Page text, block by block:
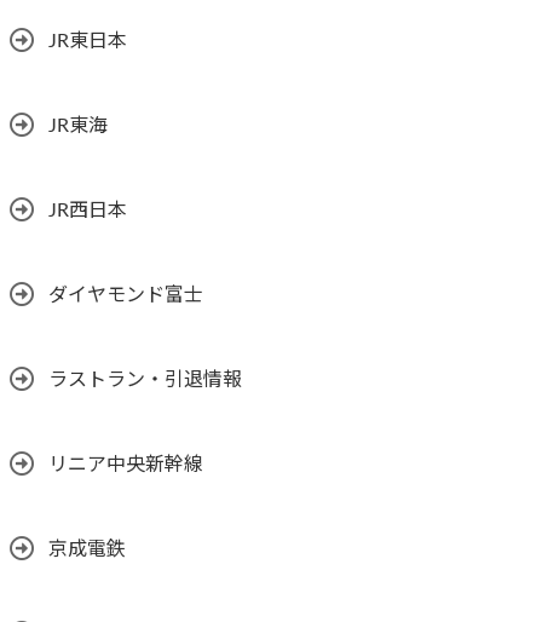
JR東日本
JR東海
JR西日本
ダイヤモンド富士
ラストラン・引退情報
リニア中央新幹線
京成電鉄